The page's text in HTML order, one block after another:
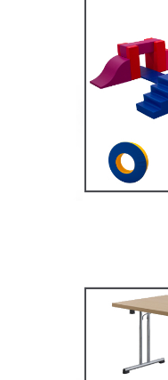
MOBILIER